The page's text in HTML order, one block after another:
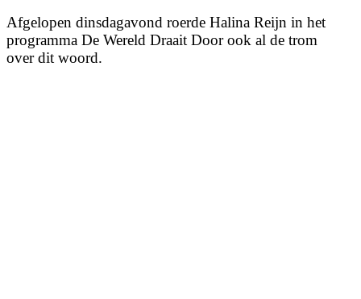
Afgelopen dinsdagavond roerde Halina Reijn in het
programma De Wereld Draait Door ook al de trom
over dit woord.